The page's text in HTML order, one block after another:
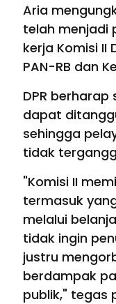
Aria
telah menjadi
kerja Komisi II
PAN-RB dan
DPR berharap
dapat
sehingga
tidak
"Komisi II
termasuk
melalui
tidak ingin
justru
berdampak
publik," tegas